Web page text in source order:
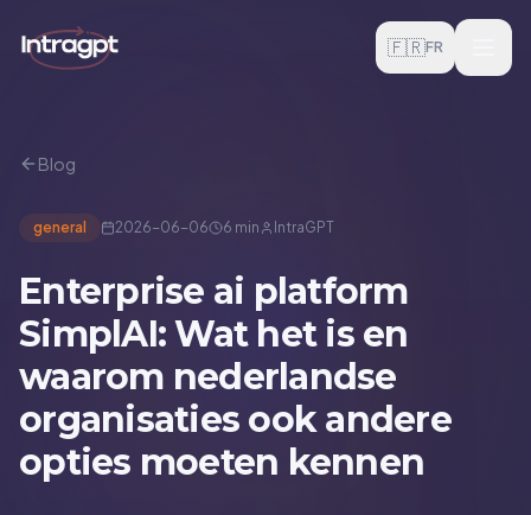
🇫🇷FR
Blog
general 2026-06-06 6 min IntraGPT
Enterprise ai platform
SimplAI: Wat het is en
waarom nederlandse
organisaties ook andere
opties moeten kennen